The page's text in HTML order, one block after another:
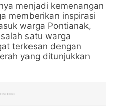
menjadi kemenangan
memberikan inspirasi
warga Pontianak,
satu warga
terkesan dengan
yang ditunjukkan